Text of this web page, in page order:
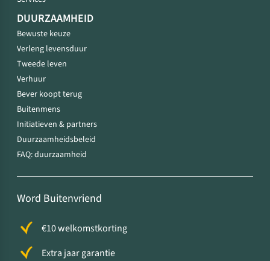
DUURZAAMHEID
Bewuste keuze
Verleng levensduur
Tweede leven
Verhuur
Bever koopt terug
Buitenmens
Initiatieven & partners
Duurzaamheidsbeleid
FAQ: duurzaamheid
Word Buitenvriend
€10 welkomstkorting
Extra jaar garantie